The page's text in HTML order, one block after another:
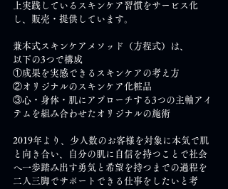
上実践しているスキンケア習慣をサービス化
し、販売・提供しています。
兼本式スキンケアメソッド（方程式）は、
以下の3つで構成
①成果を実感できるスキンケアの考え方
②オリジナルのスキンケア化粧品
③心・身体・肌にアプローチする3つの主軸アイ
テムを組み合わせたオリジナルの施術
2019年より、少人数のお客様を対象に本気で肌
と向き合い、自分の肌に自信を持つことで社会
へ一歩踏み出す勇気と希望を持つまでの過程を
二人三脚でサポートできる仕事をしたいと考